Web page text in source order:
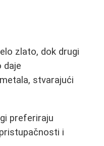
zlato, dok drugi
daje
stvarajući
preferiraju
i